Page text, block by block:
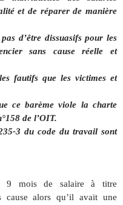
et de réparer de manière
d’être dissuasifs pour les
sans cause réelle et
fautifs que les victimes et
ce barème viole la charte
de l’OIT.
3 du code du travail sont
9 mois de salaire à titre
cause alors qu’il avait une